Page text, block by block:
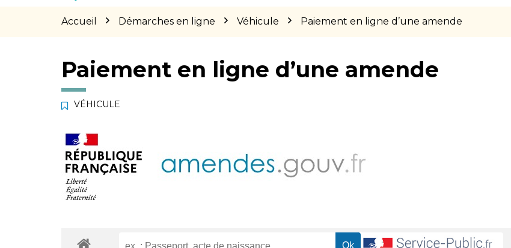
Accueil Démarches en ligne Véhicule Paiement en ligne d’une amende
Paiement en ligne d’une amende
VÉHICULE